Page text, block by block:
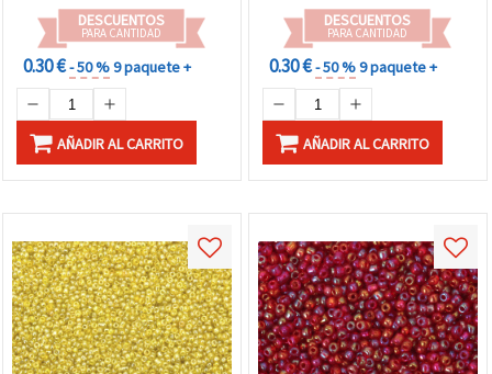
DESCUENTOS
PARA CANTIDAD
0.30 €- 50 %9 paquete +
AÑADIR AL CARRITO
DESCUENTOS
PARA CANTIDAD
0.30 €- 50 %9 paquete +
AÑADIR AL CARRITO